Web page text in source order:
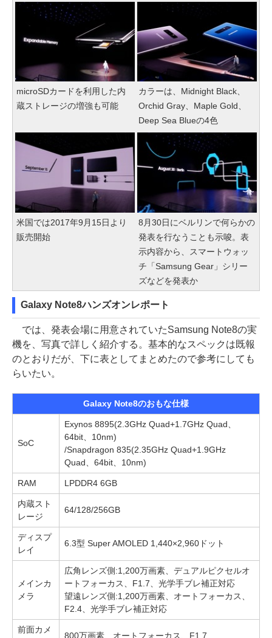
microSDカードを利用した内
蔵ストレージの増強も可能
カラーは、Midnight Black、
Orchid Gray、Maple Gold、
Deep Sea Blueの4色
米国では2017年9月15日より
販売開始
8月30日にベルリンで何らかの
発表を行なうことも示唆。表
示内容から、スマートウォッ
チ「Samsung Gear」シリー
ズなどを発表か
Galaxy Note8ハンズオンレポート
では、発表会場に用意されていたSamsung Note8の実
機を、写真で詳しく紹介する。基本的なスペックは既報
のとおりだが、下に表としてまとめたので参考にしても
らいたい。
Galaxy Note8のおもな仕様
SoC
Exynos 8895(2.3GHz Quad+1.7GHz Quad、
64bit、10nm)
/Snapdragon 835(2.35GHz Quad+1.9GHz
Quad、64bit、10nm)
RAM LPDDR4 6GB
内蔵スト
レージ
64/128/256GB
ディスプ
レイ
6.3型 Super AMOLED 1,440×2,960ドット
メインカ
メラ
広角レンズ側:1,200万画素、デュアルピクセルオ
ートフォーカス、F1.7、光学手ブレ補正対応
望遠レンズ側:1,200万画素、オートフォーカス、
F2.4、光学手ブレ補正対応
前面カメ
800万画素、オートフォーカス、F1.7